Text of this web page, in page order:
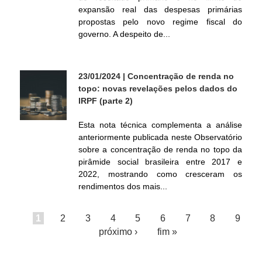
expansão real das despesas primárias
propostas pelo novo regime fiscal do
governo. A despeito de...
23/01/2024 | Concentração de renda no
topo: novas revelações pelos dados do
IRPF (parte 2)
Esta nota técnica complementa a análise
anteriormente publicada neste Observatório
sobre a concentração de renda no topo da
pirâmide social brasileira entre 2017 e
2022, mostrando como cresceram os
rendimentos dos mais...
1 2 3 4 5 6 7 8
9
próximo ›
fim »